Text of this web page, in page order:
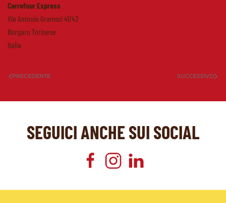
Carrefour Express
Via Antonio Gramsci 41/43
Borgaro Torinese
Italia
PRECEDENTE SUCCESSIVO
SEGUICI ANCHE SUI SOCIAL